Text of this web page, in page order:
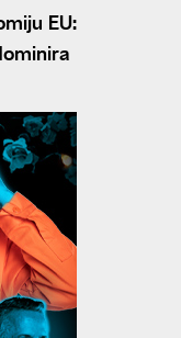
EU: